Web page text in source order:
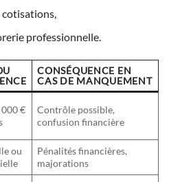
professionnelle.
CONSÉQUENCE EN
CAS DE MANQUEMENT
€
Contrôle possible,
confusion financière
ou
Pénalités financières,
majorations